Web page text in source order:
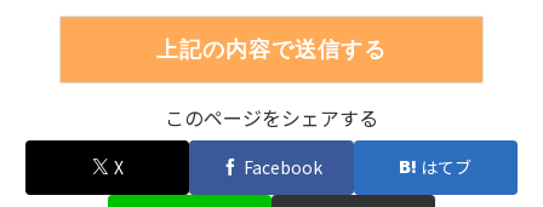
このページをシェアする
X Facebook はてブ